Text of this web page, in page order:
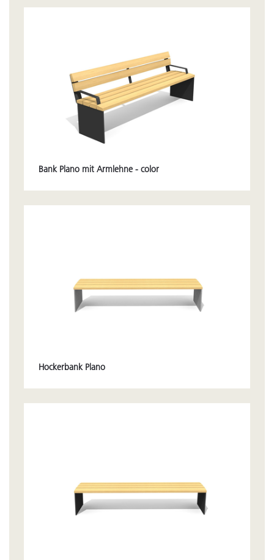
Bank Plano mit Armlehne - color
Hockerbank Plano